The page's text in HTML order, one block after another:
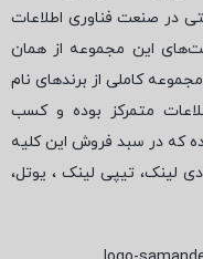
در صنعت فناوری اطلاعات
این مجموعه از همان
کاملی از برندهای نام
متمرکز بوده و کسب
که در سبد فروش این کلیه
لینک، تیپی لینک ، یوتل،